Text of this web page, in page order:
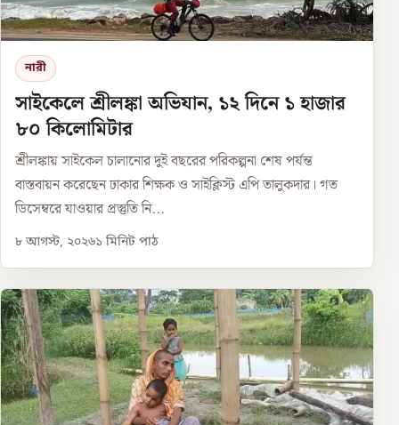
নারী
সাইকেলে শ্রীলঙ্কা অভিযান, ১২ দিনে ১ হাজার
৮০ কিলোমিটার
শ্রীলঙ্কায় সাইকেল চালানোর দুই বছরের পরিকল্পনা শেষ পর্যন্ত
বাস্তবায়ন করেছেন ঢাকার শিক্ষক ও সাইক্লিস্ট এপি তালুকদার। গত
ডিসেম্বরে যাওয়ার প্রস্তুতি নি...
৮ আগস্ট, ২০২৬১ মিনিট পাঠ